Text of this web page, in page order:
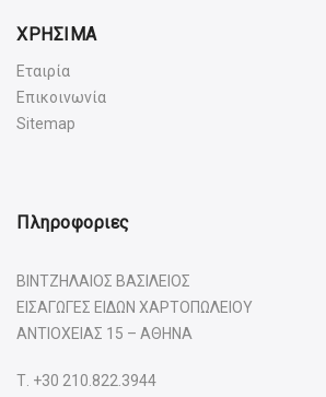
ΧΡΗΣΙΜΑ
Εταιρία
Επικοινωνία
Sitemap
Πληροφοριες
ΒΙΝΤΖΗΛΑΙΟΣ ΒΑΣΙΛΕΙΟΣ
ΕΙΣΑΓΩΓΕΣ ΕΙΔΩΝ ΧΑΡΤΟΠΩΛΕΙΟΥ
ΑΝΤΙΟΧΕΙΑΣ 15 – ΑΘΗΝΑ
Τ. +30 210.822.3944